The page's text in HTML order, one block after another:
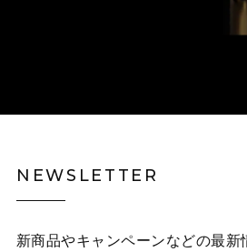
NEWSLETTER
新商品やキャンペーンなどの最新